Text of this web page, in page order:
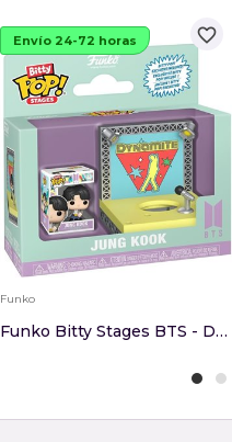
favorite_border
Envío 24-72 horas
Funko
Funko Bitty Stages BTS - Dynamite - Jung Kook